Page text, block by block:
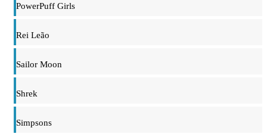
PowerPuff Girls
Rei Leão
Sailor Moon
Shrek
Simpsons